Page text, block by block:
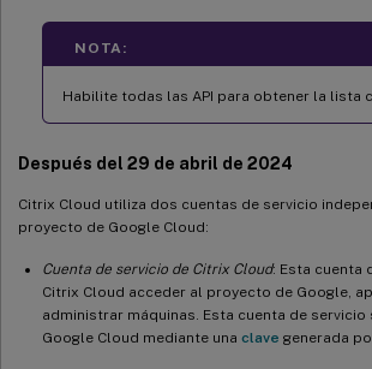
NOTA:
Habilite todas las API para obtener la lista
Después del 29 de abril de 2024
Citrix Cloud utiliza dos cuentas de servicio
proyecto de Google Cloud:
Cuenta de servicio de Citrix Cloud: Esta cuenta
Citrix Cloud acceder al proyecto de Google,
administrar máquinas. Esta cuenta de servicio
Google Cloud mediante una clave generada